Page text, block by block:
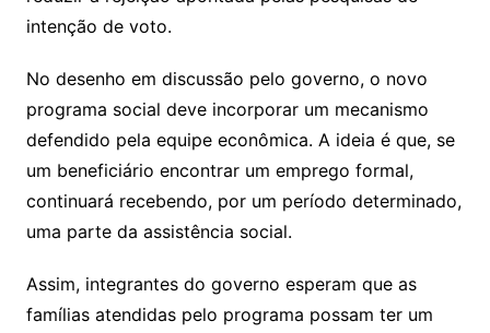
intenção de voto.
No desenho em discussão pelo governo, o novo
programa social deve incorporar um mecanismo
defendido pela equipe econômica. A ideia é que, se
um beneficiário encontrar um emprego formal,
continuará recebendo, por um período determinado,
uma parte da assistência social.
Assim, integrantes do governo esperam que as
famílias atendidas pelo programa possam ter um